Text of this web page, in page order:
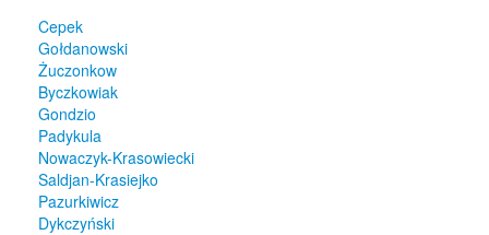
Cepek
Gołdanowski
Żuczonkow
Byczkowiak
Gondzio
Padykula
Nowaczyk-Krasowiecki
Saldjan-Krasiejko
Pazurkiwicz
Dykczyński